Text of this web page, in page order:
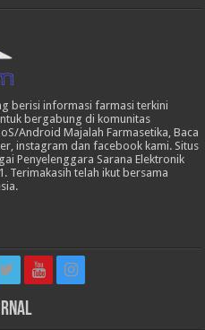
berisi informasi farmasi terkini
bergabung di komunitas
Android Majalah Farmasetika, Baca
instagram dan facebook kami. Situs
Penyelenggara Sarana Elektronik
Terimakasih telah ikut bersama